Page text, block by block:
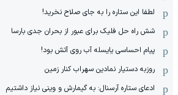
لطفا این ستاره را به جای صلاح نخرید!
شش راه حل فلیک برای عبور از بحران جدی بارسا
پیام احساسی یایسله آب روی آتش بود!
روزبه دستیار نمادین سهراب کنار زمین
ادعای ستاره آرسنال: به گیمارش و وینی نیاز داشتیم